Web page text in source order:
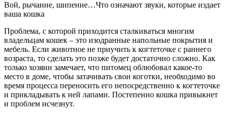
Вой, рычание, шипение…Что означают звуки, которые издает
ваша кошка
Проблема, с которой приходится сталкиваться многим
владельцам кошек – это изодранные напольные покрытия и
мебель. Если животное не приучить к когтеточке с раннего
возраста, то сделать это позже будет достаточно сложно. Как
только хозяин замечает, что питомец облюбовал какое-то
место в доме, чтобы затачивать свои коготки, необходимо во
время процесса переносить его непосредственно к когтеточке
и прикладывать к ней лапами. Постепенно кошка привыкнет
и проблем исчезнут.